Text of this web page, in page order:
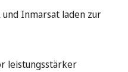
Inmarsat laden zur
leistungsstärker